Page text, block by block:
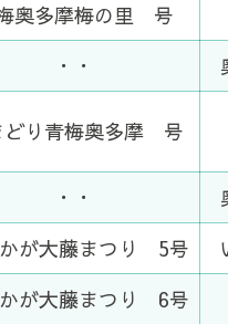
奥多摩梅の里 号
・・
どり青梅奥多摩 号
・・
が大藤まつり 5号
が大藤まつり 6号